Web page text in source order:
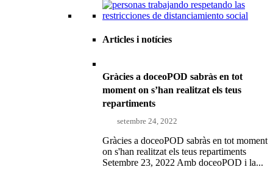
Articles i notícies
Gràcies a doceoPOD sabràs en tot
moment on s’han realitzat els teus
repartiments
setembre 24, 2022
Gràcies a doceoPOD sabràs en tot moment
on s'han realitzat els teus repartiments
Setembre 23, 2022 Amb doceoPOD i la...